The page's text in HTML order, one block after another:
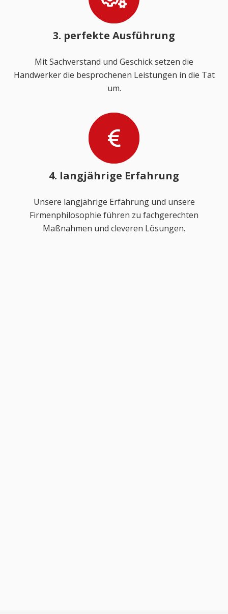
3. perfekte Ausführung
Mit Sachverstand und Geschick setzen die
Handwerker die besprochenen Leistungen in die Tat
um.
4. langjährige Erfahrung
Unsere langjährige Erfahrung und unsere
Firmenphilosophie führen zu fachgerechten
Maßnahmen und cleveren Lösungen.